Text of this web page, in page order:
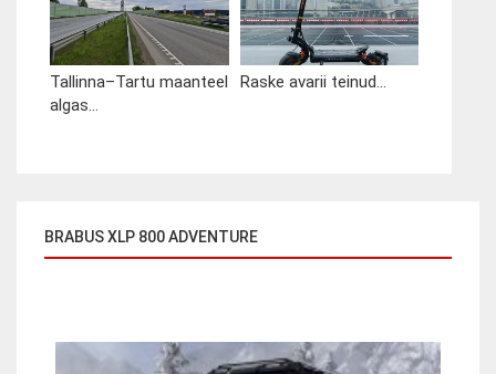
Tallinna–Tartu maanteel
algas...
Raske avarii teinud...
BRABUS XLP 800 ADVENTURE